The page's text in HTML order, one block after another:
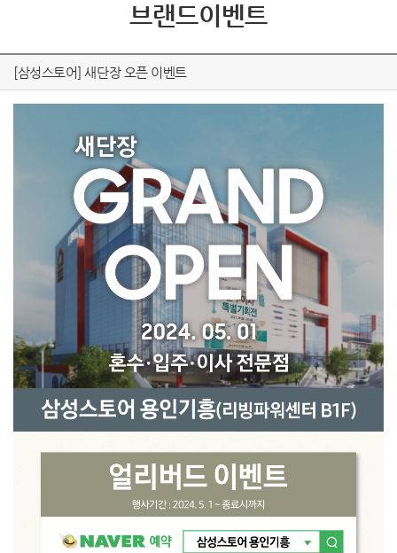
브랜드이벤트
[삼성스토어] 새단장 오픈 이벤트